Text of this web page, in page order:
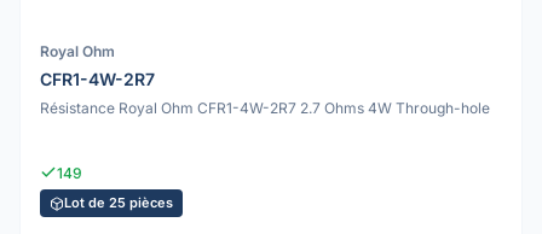
Royal Ohm
CFR1-4W-2R7
Résistance Royal Ohm CFR1-4W-2R7 2.7 Ohms 4W Through-hole
149
Lot de 25 pièces